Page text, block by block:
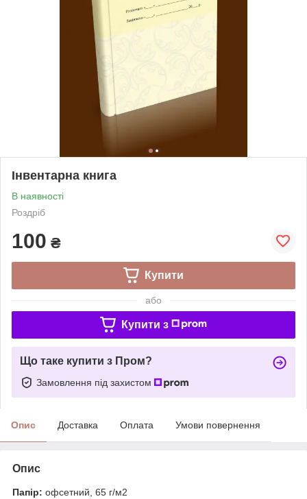
Інвентарна книга
В наявності
Роздріб
100 ₴
Купити
або
Купити з
Що таке купити з Пром?
Замовлення під захистом
Опис Доставка Оплата Умови повернення
Опис
Папір: офсетний, 65 г/м2